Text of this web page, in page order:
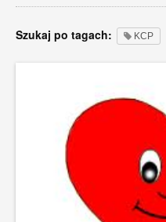
Szukaj po tagach: KCP